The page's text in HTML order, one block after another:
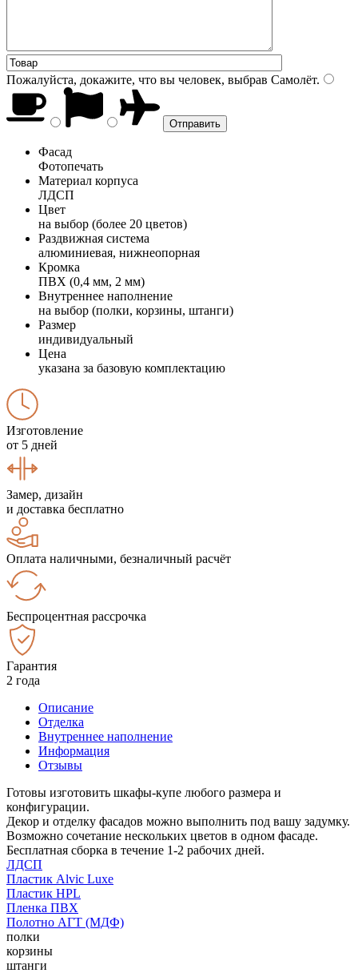
Пожалуйста, докажите, что вы человек, выбрав Самолёт.
Фасад
Фотопечать
Материал корпуса
ЛДСП
Цвет
на выбор (более 20 цветов)
Раздвижная система
алюминиевая, нижнеопорная
Кромка
ПВХ (0,4 мм, 2 мм)
Внутреннее наполнение
на выбор (полки, корзины, штанги)
Размер
индивидуальный
Цена
указана за базовую комплектацию
Изготовление
от 5 дней
Замер, дизайн
и доставка бесплатно
Оплата наличными, безналичный расчёт
Беспроцентная рассрочка
Гарантия
2 года
Описание
Отделка
Внутреннее наполнение
Информация
Отзывы
Готовы изготовить шкафы-купе любого размера и
конфигурации.
Декор и отделку фасадов можно выполнить под вашу задумку.
Возможно сочетание нескольких цветов в одном фасаде.
Бесплатная сборка в течение 1-2 рабочих дней.
ЛДСП
Пластик Alvic Luxe
Пластик HPL
Пленка ПВХ
Полотно АГТ (МДФ)
полки
корзины
штанги